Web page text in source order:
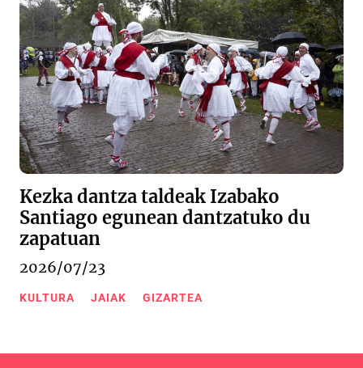
Kezka dantza taldeak Izabako
Santiago egunean dantzatuko du
zapatuan
2026/07/23
KULTURA JAIAK GIZARTEA